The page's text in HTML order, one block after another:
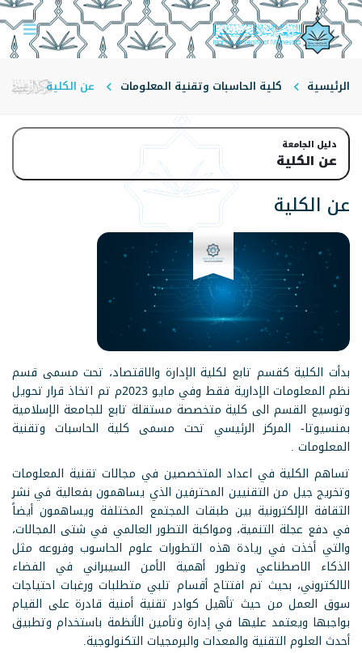
الرئيسية كلية الحاسبات وتقنية المعلومات عن الكلية
دليل الجامعة
عن الكلية
عن الكلية
بدأت الكلية كقسم تابع لكلية الإدارة والاقتصاد، تحت مسمى قسم
نظم المعلومات الإدارية فقط وفي مايو 2023م تم اتخاذ قرار تحويل
وتوسيع القسم الى كلية متخصصة مستقلة تابع للجامعة الإسلامية
بمنسيوتا- المركز الرئيسي تحت مسمى كلية الحاسبات وتقنية
المعلومات .
تساهم الكلية في اعداد المتخصصين في مجالات تقنية المعلومات
وتخريج جيل من التقنيين المحترفين الذي يساهمون بفعالية في نشر
الثقافة الإلكترونية بين طبقات المجتمع المختلفة ويساهمون أيضاً
في دفع عجلة التنمية، ومواكبة التطور العالمي في شتى المجالات،
والتي أخذت في ريادة هذه التطورات علوم الحاسوب وفروعه مثل
الذكاء الاصطناعي وتطور أهمية الأمن السيبراني في الفضاء
الالكتروني، بحيث تم افتتاح أقسام تلبي متطلبات ورغبات احتياجات
سوق العمل من حيث تأهيل كوادر تقنية أمنية قادرة على القيام
بواجبها ويعتمد عليها في إدارة وتأمين الأنظمة باستخدام وتطبيق
أحدث العلوم التقنية والمعدات والبرمجيات التكنولوجية.